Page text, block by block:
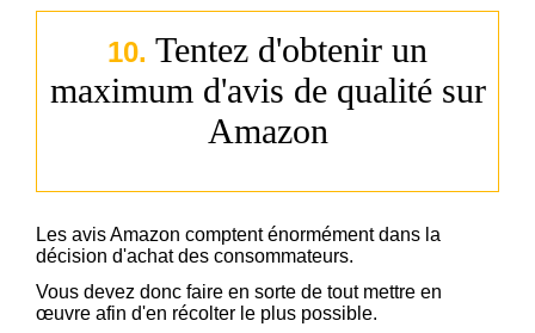
10. Tentez d'obtenir un
maximum d'avis de qualité sur
Amazon
Les avis Amazon comptent énormément dans la
décision d'achat des consommateurs.
Vous devez donc faire en sorte de tout mettre en
œuvre afin d'en récolter le plus possible.